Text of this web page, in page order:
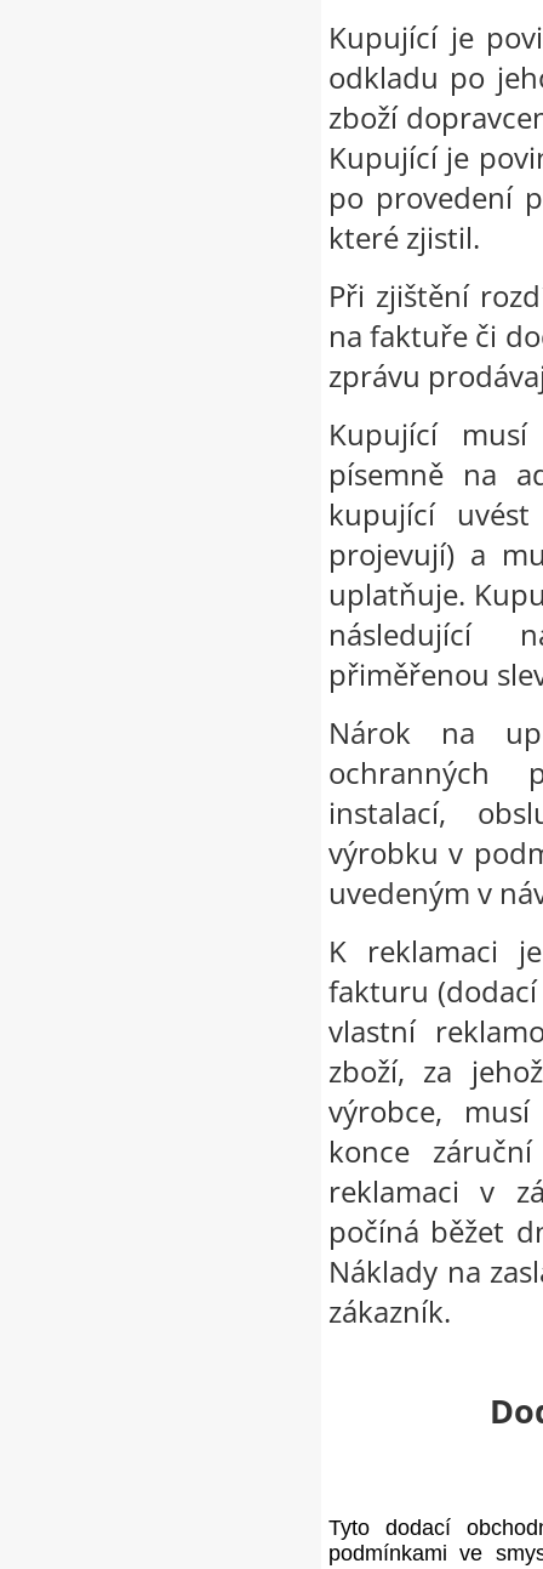
Kupující je
odkladu po
zboží
Kupující je
po provedení
které zjistil.
Při zjištění
na faktuře či
zprávu
Kupující
písemně na
kupující
projevují) a
uplatňuje.
následující
přiměřenou
Nárok na
ochranných
instalací,
výrobku v
uvedeným v
K reklamaci
fakturu (dodací
vlastní
zboží, za
výrobce,
konce
reklamaci v
počíná běžet
Náklady na
zákazník.
Tyto dodací
podmínkami ve